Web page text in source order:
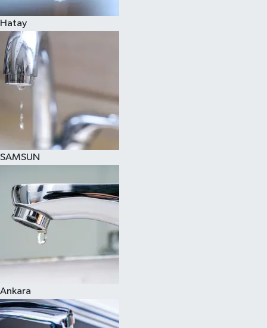
Hatay
SAMSUN
Ankara